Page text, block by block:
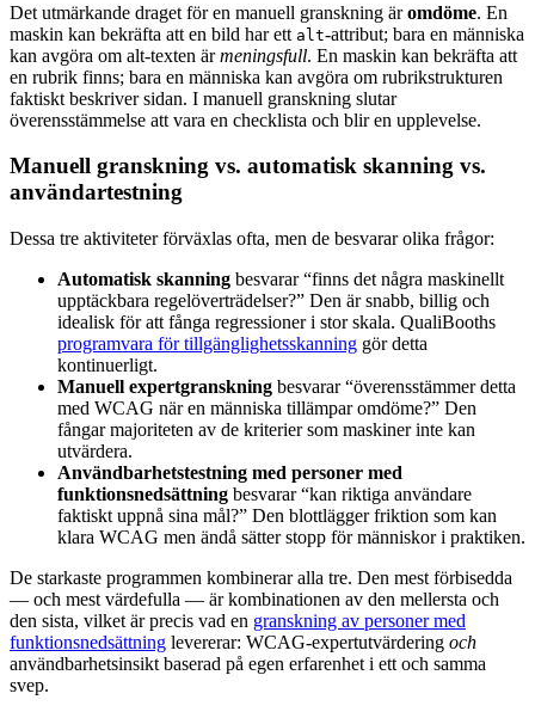
Det utmärkande draget för en manuell granskning äromdöme. En
maskin kan bekräfta att en bild har ett alt-attribut; bara en människa
kan avgöra om alt-texten ärmeningsfull. En maskin kan bekräfta att
en rubrik finns; bara en människa kan avgöra om rubrikstrukturen
faktiskt beskriver sidan. I manuell granskning slutar
överensstämmelse att vara en checklista och blir en upplevelse.
Manuell granskning vs. automatisk skanning vs.
användartestning
Dessa tre aktiviteter förväxlas ofta, men de besvarar olika frågor:
Automatisk skanning besvarar “finns det några maskinellt
upptäckbara regelöverträdelser?” Den är snabb, billig och
idealisk för att fånga regressioner i stor skala. QualiBooths
programvara för tillgänglighetsskanning gör detta
kontinuerligt.
Manuell expertgranskning besvarar “överensstämmer detta
med WCAG när en människa tillämpar omdöme?” Den
fångar majoriteten av de kriterier som maskiner inte kan
utvärdera.
Användbarhetstestning med personer med
funktionsnedsättning besvarar “kan riktiga användare
faktiskt uppnå sina mål?” Den blottlägger friktion som kan
klara WCAG men ändå sätter stopp för människor i praktiken.
De starkaste programmen kombinerar alla tre. Den mest förbisedda
— och mest värdefulla — är kombinationen av den mellersta och
den sista, vilket är precis vad en granskning av personer med
funktionsnedsättning levererar: WCAG-expertutvärdering och
användbarhetsinsikt baserad på egen erfarenhet i ett och samma
svep.